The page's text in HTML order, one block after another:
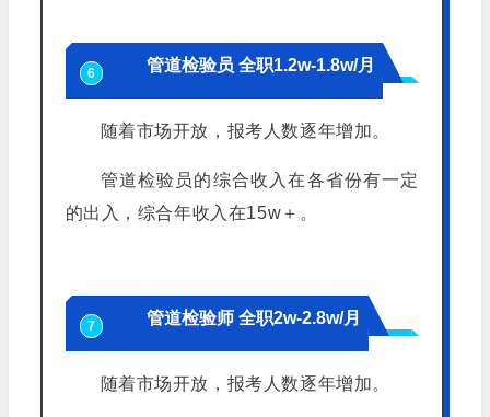
6 管道检验员 全职1.2w-1.8w/月
随着市场开放，报考人数逐年增加。
管道检验员的综合收入在各省份有一定
的出入，综合年收入在15w＋ 。
7 管道检验师 全职2w-2.8w/月
随着市场开放，报考人数逐年增加。